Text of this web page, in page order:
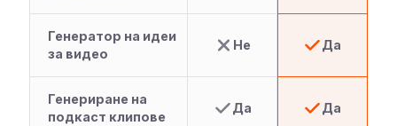
Генератор на идеи
за видео
Не Да
Генериране на
подкаст клипове
Да Да